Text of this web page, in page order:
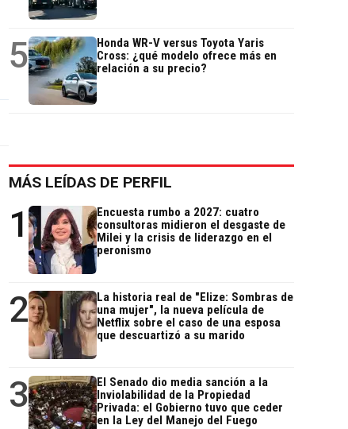
5
Honda WR-V versus Toyota Yaris
Cross: ¿qué modelo ofrece más en
relación a su precio?
MÁS LEÍDAS DE PERFIL
1
Encuesta rumbo a 2027: cuatro
consultoras midieron el desgaste de
Milei y la crisis de liderazgo en el
peronismo
2
La historia real de "Elize: Sombras de
una mujer", la nueva película de
Netflix sobre el caso de una esposa
que descuartizó a su marido
3
El Senado dio media sanción a la
Inviolabilidad de la Propiedad
Privada: el Gobierno tuvo que ceder
en la Ley del Manejo del Fuego